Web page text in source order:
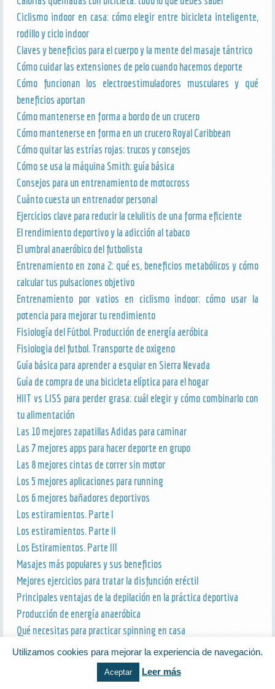
Ciclismo indoor en casa: cómo elegir entre bicicleta inteligente,
rodillo y ciclo indoor
Claves y beneficios para el cuerpo y la mente del masaje tántrico
Cómo cuidar las extensiones de pelo cuando hacemos deporte
Cómo funcionan los electroestimuladores musculares y qué
beneficios aportan
Cómo mantenerse en forma a bordo de un crucero
Cómo mantenerse en forma en un crucero Royal Caribbean
Cómo quitar las estrías rojas: trucos y consejos
Cómo se usa la máquina Smith: guía básica
Consejos para un entrenamiento de motocross
Cuánto cuesta un entrenador personal
Ejercicios clave para reducir la celulitis de una forma eficiente
El rendimiento deportivo y la adicción al tabaco
El umbral anaeróbico del futbolista
Entrenamiento en zona 2: qué es, beneficios metabólicos y cómo
calcular tus pulsaciones objetivo
Entrenamiento por vatios en ciclismo indoor: cómo usar la
potencia para mejorar tu rendimiento
Fisiología del Fútbol. Producción de energía aeróbica
Fisiologia del futbol. Transporte de oxigeno
Guía básica para aprender a esquiar en Sierra Nevada
Guía de compra de una bicicleta elíptica para el hogar
HIIT vs LISS para perder grasa: cuál elegir y cómo combinarlo con
tu alimentación
Las 10 mejores zapatillas Adidas para caminar
Las 7 mejores apps para hacer deporte en grupo
Las 8 mejores cintas de correr sin motor
Los 5 mejores aplicaciones para running
Los 6 mejores bañadores deportivos
Los estiramientos. Parte I
Los estiramientos. Parte II
Los Estiramientos. Parte III
Masajes más populares y sus beneficios
Mejores ejercicios para tratar la disfunción eréctil
Principales ventajas de la depilación en la práctica deportiva
Producción de energía anaeróbica
Qué necesitas para practicar spinning en casa
Razones por las que los nadadores se depilan y afeitan la cabeza
Regulación de la Temperatura del Futbolista
Reservas de energía en el fútbol
Utilizamos cookies para mejorar la experiencia de navegación.
Aceptar Leer más